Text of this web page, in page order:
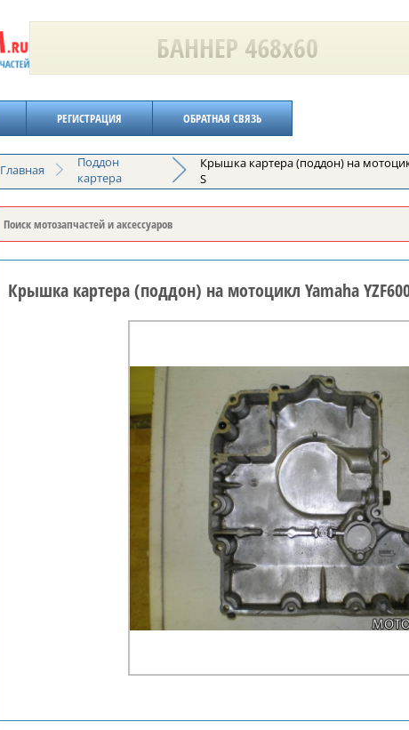
РЕГИСТРАЦИЯ ОБРАТНАЯ СВЯЗЬ
Главная
Поддон
картера
Крышка картера (поддон) на
S
Крышка картера (поддон) на мотоцикл Yamaha